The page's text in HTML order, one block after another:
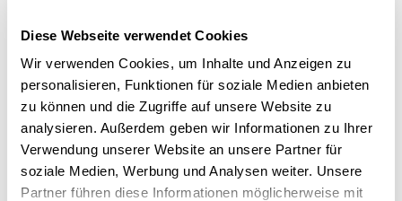
Diese Webseite verwendet Cookies
Wir verwenden Cookies, um Inhalte und Anzeigen zu
personalisieren, Funktionen für soziale Medien anbieten
zu können und die Zugriffe auf unsere Website zu
analysieren. Außerdem geben wir Informationen zu Ihrer
Verwendung unserer Website an unsere Partner für
soziale Medien, Werbung und Analysen weiter. Unsere
Partner führen diese Informationen möglicherweise mit
PDF